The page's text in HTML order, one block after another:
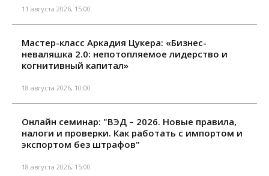
11 августа 2026, 15:00
Мастер-класс Аркадия Цукера: «Бизнес-
неваляшка 2.0: непотопляемое лидерство и
когнитивный капитал»
18 августа 2026, 10:00
Онлайн семинар: "ВЭД – 2026. Новые правила,
налоги и проверки. Как работать с импортом и
экспортом без штрафов"
18 августа 2026, 15:00